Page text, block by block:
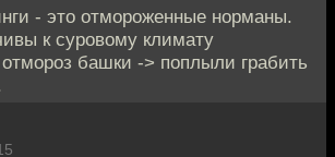
- это отмороженные норманы.
к суровому климату
башки -> поплыли грабить